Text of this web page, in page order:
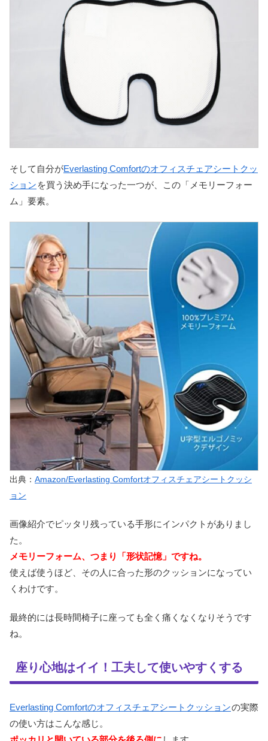
そして自分がEverlasting Comfortのオフィスチェアシートクッ
ション を買う決め手になった一つが、この「メモリーフォー
ム」要素。
出典： Amazon/Everlasting Comfortオフィスチェアシートクッシ
ョン
画像紹介でピッタリ残っている手形にインパクトがありまし
た。
メモリーフォーム、つまり「形状記憶」ですね。
使えば使うほど、その人に合った形のクッションになってい
くわけです。
最終的には長時間椅子に座っても全く痛くなくなりそうです
ね。
座り心地はイイ！工夫して使いやすくする
Everlasting Comfortのオフィスチェアシートクッションの実際
の使い方はこんな感じ。